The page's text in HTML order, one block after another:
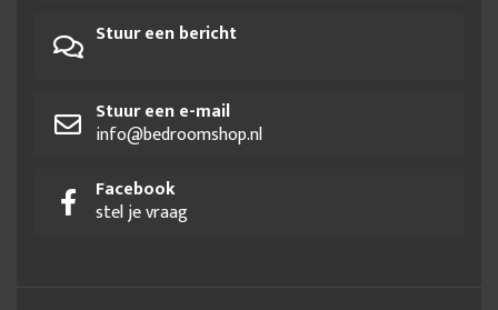
Stuur een bericht
Stuur een e-mail
info@bedroomshop.nl
Facebook
stel je vraag